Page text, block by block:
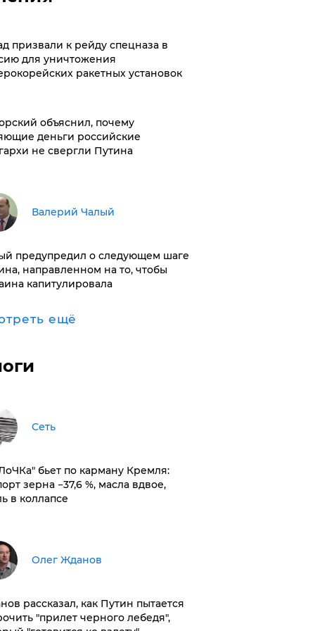
призвали к рейду спецназа в
для уничтожения
ракетных установок
объяснил, почему
деньги российские
не свергли Путина
Валерий Чалый
предупредил о следующем шаге
направленном на то, чтобы
капитулировала
ещё
Сеть
бьет по карману Кремля:
зерна −37,6 %, масла вдвое,
в коллапсе
Олег Жданов
рассказал, как Путин пытается
"прилет черного лебедя",